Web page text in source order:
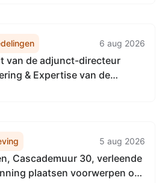
6 aug 2026
van de adjunct-directeur
& Expertise van de
directie
& Expertise
5 aug 2026
Cascademuur 30, verleende
plaatsen voorwerpen op